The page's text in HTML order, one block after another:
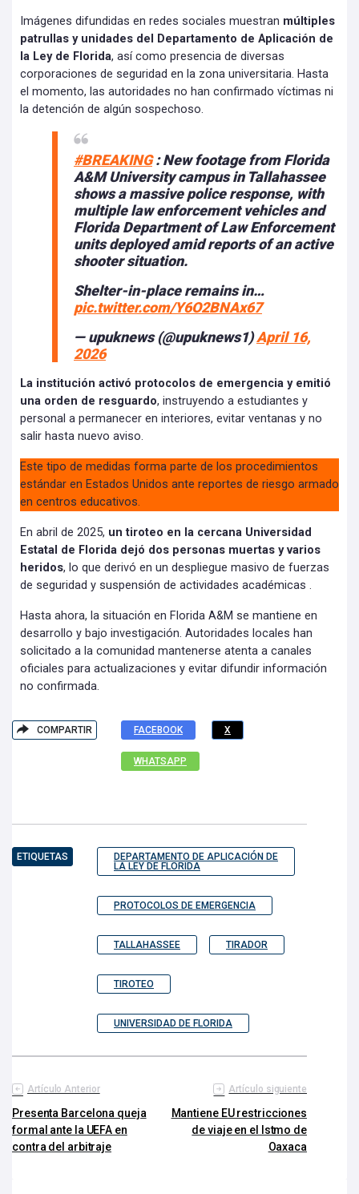
Imágenes difundidas en redes sociales muestran múltiples
patrullas y unidades del Departamento de Aplicación de
la Ley de Florida, así como presencia de diversas
corporaciones de seguridad en la zona universitaria. Hasta
el momento, las autoridades no han confirmado víctimas ni
la detención de algún sospechoso.
#BREAKING: New footage from Florida
A&M University campus in Tallahassee
shows a massive police response, with
multiple law enforcement vehicles and
Florida Department of Law Enforcement
units deployed amid reports of an active
shooter situation.
Shelter-in-place remains in…
pic.twitter.com/Y6O2BNAx67
— upuknews (@upuknews1)April 16,
2026
La institución activó protocolos de emergencia y emitió
una orden de resguardo, instruyendo a estudiantes y
personal a permanecer en interiores, evitar ventanas y no
salir hasta nuevo aviso.
Este tipo de medidas forma parte de los procedimientos
estándar en Estados Unidos ante reportes de riesgo armado
en centros educativos.
En abril de 2025, un tiroteo en la cercana Universidad
Estatal de Florida dejó dos personas muertas y varios
heridos, lo que derivó en un despliegue masivo de fuerzas
de seguridad y suspensión de actividades académicas .
Hasta ahora, la situación en Florida A&M se mantiene en
desarrollo y bajo investigación. Autoridades locales han
solicitado a la comunidad mantenerse atenta a canales
oficiales para actualizaciones y evitar difundir información
no confirmada.
COMPARTIR FACEBOOK X
WHATSAPP
ETIQUETAS
DEPARTAMENTO DE APLICACIÓN DE
LA LEY DE FLORIDA
PROTOCOLOS DE EMERGENCIA
TALLAHASSEE TIRADOR
TIROTEO
UNIVERSIDAD DE FLORIDA
Artículo Anterior
Presenta Barcelona queja
formal ante la UEFA en
contra del arbitraje
Artículo siguiente
Mantiene EU restricciones
de viaje en el Istmo de
Oaxaca